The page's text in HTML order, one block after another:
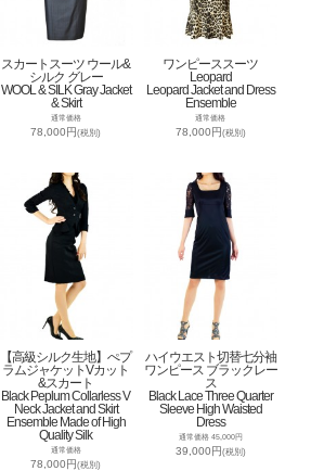
スカートスーツ ウール&
シルク グレー
WOOL & SILK Gray Jacket
& Skirt
通常価格
78,000円(税別)
ワンピーススーツ
Leopard
Leopard Jacket and Dress
Ensemble
通常価格
78,000円(税別)
【高級シルク生地】ぺプ
ラムジャケットVカット
&スカート
Black Peplum Collarless V
Neck Jacket and Skirt
Ensemble Made of High
Quality Silk
通常価格
78,000円(税別)
ハイウエスト切替七分袖
ワンピース ブラックレー
ス
Black Lace Three Quarter
Sleeve High Waisted
Dress
通常価格 45,000円
39,000円(税別)